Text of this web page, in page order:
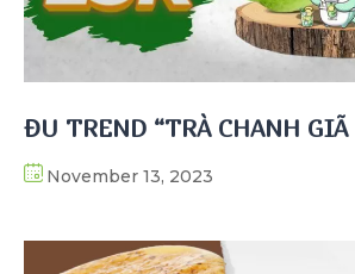
ĐU TREND “TRÀ CHANH GIÃ
November 13, 2023